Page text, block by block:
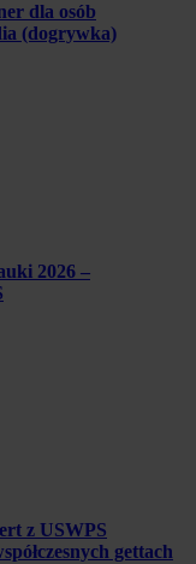
dla osób
(dogrywka)
2026 –
z USWPS
gettach